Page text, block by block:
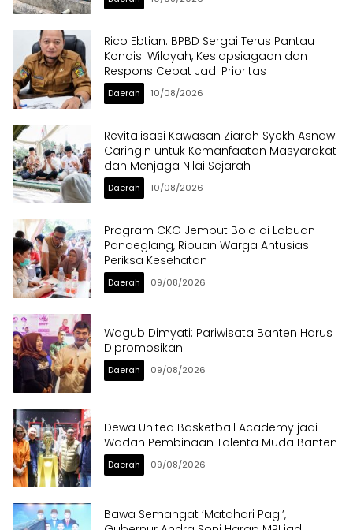
Rico Ebtian: BPBD Sergai Terus Pantau
Kondisi Wilayah, Kesiapsiagaan dan
Respons Cepat Jadi Prioritas
Daerah 10/08/2026
Revitalisasi Kawasan Ziarah Syekh Asnawi
Caringin untuk Kemanfaatan Masyarakat
dan Menjaga Nilai Sejarah
Daerah 10/08/2026
Program CKG Jemput Bola di Labuan
Pandeglang, Ribuan Warga Antusias
Periksa Kesehatan
Daerah 09/08/2026
Wagub Dimyati: Pariwisata Banten Harus
Dipromosikan
Daerah 09/08/2026
Dewa United Basketball Academy jadi
Wadah Pembinaan Talenta Muda Banten
Daerah 09/08/2026
Bawa Semangat ‘Matahari Pagi’,